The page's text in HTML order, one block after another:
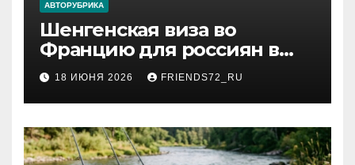
АВТОРУБРИКА
Шенгенская виза во
Францию для россиян в
2026 году: сроки от 3 дней
и список необходимых
документов
18 ИЮНЯ 2026 FRIENDS72_RU